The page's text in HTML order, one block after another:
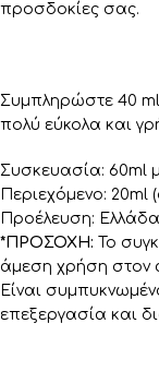
προσδοκίες σας.
Συμπληρώστε 40
πολύ εύκολα και
Συσκευασία: 60ml
Περιεχόμενο:
Προέλευση: Ελλάδα
*ΠΡΟΣΟΧΗ: Το
άμεση χρήση στον
Είναι
επεξεργασία και